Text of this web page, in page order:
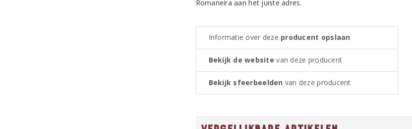
Romaneira aan het juiste adres.
Informatie over deze producent opslaan
Bekijk de website van deze producent
Bekijk sfeerbeelden van deze producent